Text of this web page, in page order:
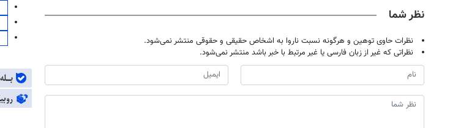
نظر شما
نظرات حاوی توهین و هرگونه نسبت ناروا به اشخاص حقیقی و حقوقی منتشر نمی‌شود.
نظراتی که غیر از زبان فارسی یا غیر مرتبط با خبر باشد منتشر نمی‌شود.